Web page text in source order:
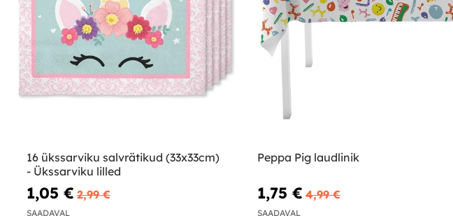
16 ükssarviku salvrätikud (33x33cm)
- Ükssarviku lilled
1,05 € 2,99 €
SAADAVAL
Peppa Pig laudlinik
1,75 € 4,99 €
SAADAVAL